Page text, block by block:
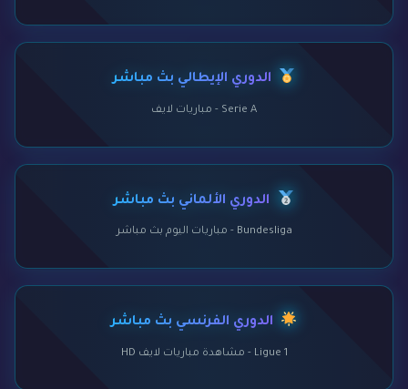
الدوري الإيطالي بث مباشر
Serie A - مباريات لايف
الدوري الألماني بث مباشر
Bundesliga - مباريات اليوم بث مباشر
الدوري الفرنسي بث مباشر
Ligue 1 - مشاهدة مباريات لايف HD